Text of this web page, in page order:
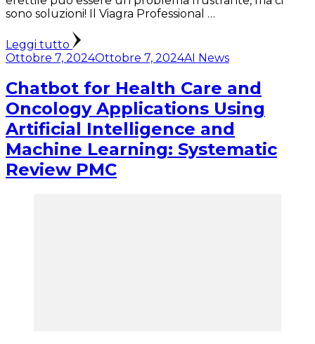
sono soluzioni! Il Viagra Professional …
Leggi tutto
Ottobre 7, 2024Ottobre 7, 2024AI News
Chatbot for Health Care and
Oncology Applications Using
Artificial Intelligence and
Machine Learning: Systematic
Review PMC